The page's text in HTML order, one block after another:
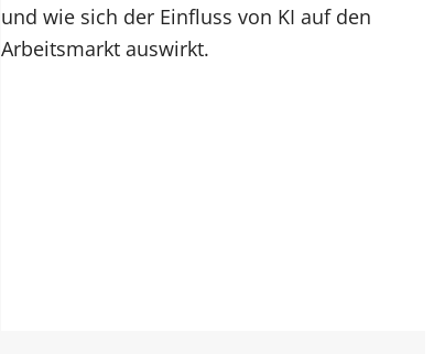
und wie sich der Einfluss von KI auf den
Arbeitsmarkt auswirkt.